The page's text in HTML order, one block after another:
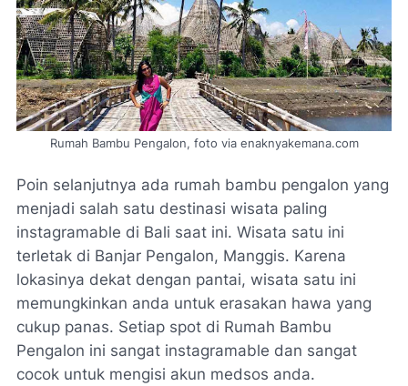
Rumah Bambu Pengalon, foto via enaknyakemana.com
Poin selanjutnya ada rumah bambu pengalon yang
menjadi salah satu destinasi wisata paling
instagramable di Bali saat ini. Wisata satu ini
terletak di Banjar Pengalon, Manggis. Karena
lokasinya dekat dengan pantai, wisata satu ini
memungkinkan anda untuk erasakan hawa yang
cukup panas. Setiap spot di Rumah Bambu
Pengalon ini sangat instagramable dan sangat
cocok untuk mengisi akun medsos anda.